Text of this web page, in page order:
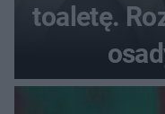
toaletę.